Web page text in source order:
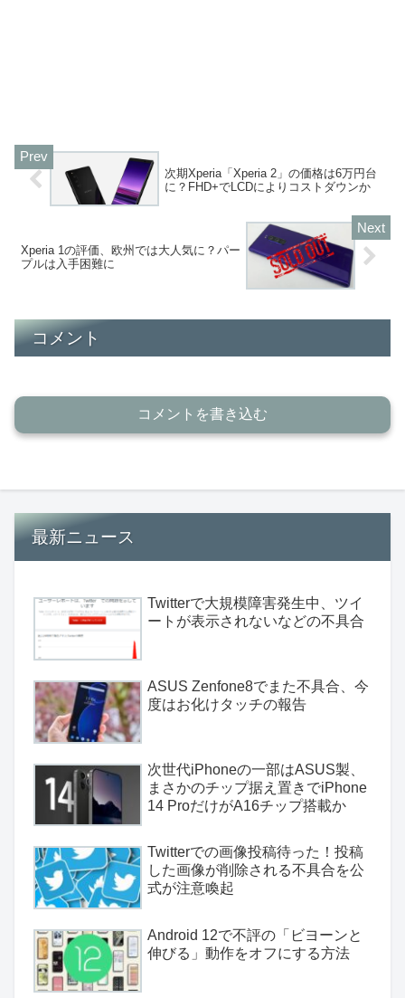
次期Xperia「Xperia 2」の価格は6万円台
に？FHD+でLCDによりコストダウンか
Xperia 1の評価、欧州では大人気に？パー
プルは入手困難に
コメント
コメントを書き込む
最新ニュース
Twitterで大規模障害発生中、ツイ
ートが表示されないなどの不具合
ASUS Zenfone8でまた不具合、今
度はお化けタッチの報告
次世代iPhoneの一部はASUS製、
まさかのチップ据え置きでiPhone
14 ProだけがA16チップ搭載か
Twitterでの画像投稿待った！投稿
した画像が削除される不具合を公
式が注意喚起
Android 12で不評の「ビヨーンと
伸びる」動作をオフにする方法